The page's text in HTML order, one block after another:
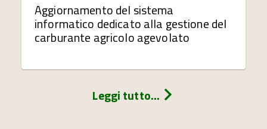
Aggiornamento del sistema
informatico dedicato alla gestione del
carburante agricolo agevolato
Leggi tutto...